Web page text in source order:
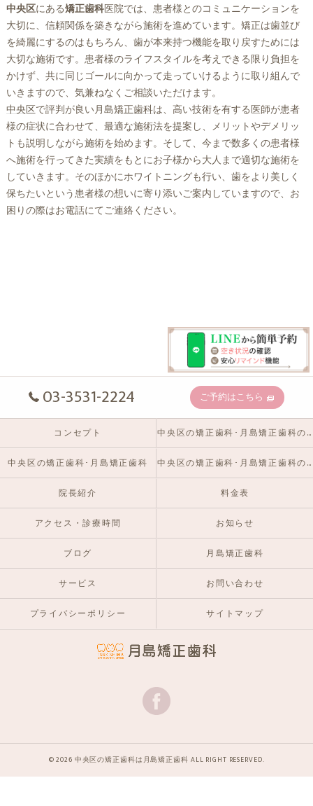
中央区にある矯正歯科医院では、患者様とのコミュニケーションを
大切に、信頼関係を築きながら施術を進めています。矯正は歯並び
を綺麗にするのはもちろん、歯が本来持つ機能を取り戻すためには
大切な施術です。患者様のライフスタイルを考えできる限り負担を
かけず、共に同じゴールに向かって走っていけるように取り組んで
いきますので、気兼ねなくご相談いただけます。
中央区で評判が良い月島矯正歯科は、高い技術を有する医師が患者
様の症状に合わせて、最適な施術法を提案し、メリットやデメリッ
トも説明しながら施術を始めます。そして、今まで数多くの患者様
へ施術を行ってきた実績をもとにお子様から大人まで適切な施術を
していきます。そのほかにホワイトニングも行い、歯をより美しく
保ちたいという患者様の想いに寄り添いご案内していますので、お
困りの際はお電話にてご連絡ください。
03-3531-2224 ご予約はこちら
コンセプト 中央区の矯正歯科･月島矯正歯科の口コミ情報
中央区の矯正歯科･月島矯正歯科 中央区の矯正歯科･月島矯正歯科のお客様の声
院長紹介 料金表
アクセス・診療時間 お知らせ
ブログ 月島矯正歯科
サービス お問い合わせ
プライバシーポリシー サイトマップ
© 2026 中央区の矯正歯科は月島矯正歯科 ALL RIGHT RESERVED.